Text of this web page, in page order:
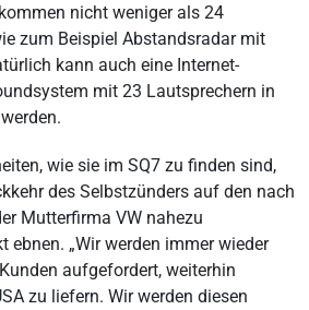
nicht weniger als 24
zum Beispiel Abstandsradar mit
kann auch eine Internet-
mit 23 Lautsprechern in
wie sie im SQ7 zu finden sind,
des Selbstzünders auf den nach
Mutterfirma VW nahezu
ebnen. „Wir werden immer wieder
aufgefordert, weiterhin
zu liefern. Wir werden diesen